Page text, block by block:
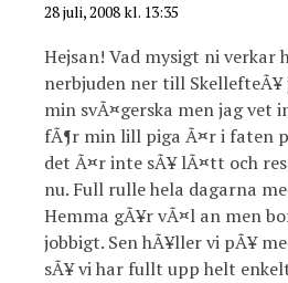
28 juli, 2008 kl. 13:35
Hejsan! Vad mysigt ni verkar
nerbjuden ner till
min svÃ¤gerska men jag vet
fÃ¶r min lill piga Ã¤r i faten
det Ã¤r inte sÃ¥ lÃ¤tt och
nu. Full rulle hela dagarna
Hemma gÃ¥r vÃ¤l an men
jobbigt. Sen hÃ¥ller vi pÃ¥
sÃ¥ vi har fullt upp helt